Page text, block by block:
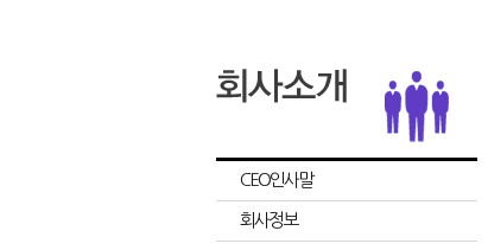
CEO인사말
회사정보